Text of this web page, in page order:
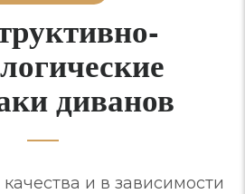
диванов
и в зависимости